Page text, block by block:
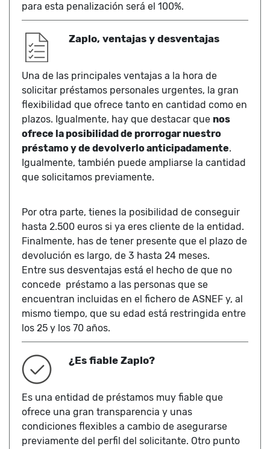
para esta penalización será el 100%.
Zaplo, ventajas y desventajas
Una de las principales ventajas a la hora de
solicitar préstamos personales urgentes, la gran
flexibilidad que ofrece tanto en cantidad como en
plazos. Igualmente, hay que destacar que nos
ofrece la posibilidad de prorrogar nuestro
préstamo y de devolverlo anticipadamente.
Igualmente, también puede ampliarse la cantidad
que solicitamos previamente.
Por otra parte, tienes la posibilidad de conseguir
hasta 2.500 euros si ya eres cliente de la entidad.
Finalmente, has de tener presente que el plazo de
devolución es largo, de 3 hasta 24 meses.
Entre sus desventajas está el hecho de que no
concede préstamo a las personas que se
encuentran incluidas en el fichero de ASNEF y, al
mismo tiempo, que su edad está restringida entre
los 25 y los 70 años.
¿Es fiable Zaplo?
Es una entidad de préstamos muy fiable que
ofrece una gran transparencia y unas
condiciones flexibles a cambio de asegurarse
previamente del perfil del solicitante. Otro punto